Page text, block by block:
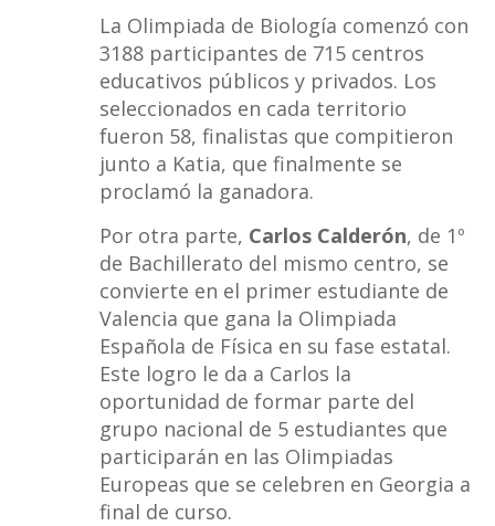
La Olimpiada de Biología comenzó con
3188 participantes de 715 centros
educativos públicos y privados. Los
seleccionados en cada territorio
fueron 58, finalistas que compitieron
junto a Katia, que finalmente se
proclamó la ganadora.
Por otra parte, Carlos Calderón, de 1º
de Bachillerato del mismo centro, se
convierte en el primer estudiante de
Valencia que gana la Olimpiada
Española de Física en su fase estatal.
Este logro le da a Carlos la
oportunidad de formar parte del
grupo nacional de 5 estudiantes que
participarán en las Olimpiadas
Europeas que se celebren en Georgia a
final de curso.